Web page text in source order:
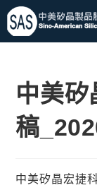
中美矽
稿
中美矽晶宏捷